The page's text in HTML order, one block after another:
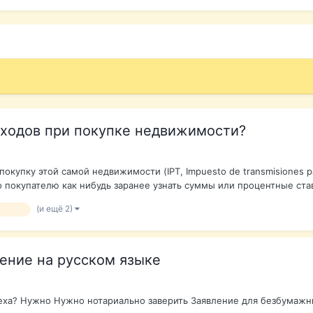
при покупке недвижимости?
этой самой недвижимости (IPT, Impuesto de transmisiones
как нибудь заранее узнать суммы или процентные
(и ещё 2)
на русском языке
Нужно Нужно нотариально заверить Заявление для